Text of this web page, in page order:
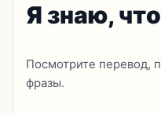
Я знаю,
Посмотрите перевод,
фразы.